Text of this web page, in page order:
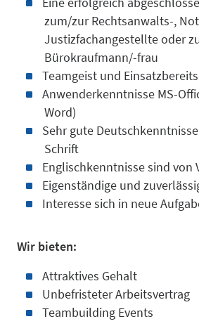
IP-
zum/zur Rechtsanwalts-,
Justizfachangestellte oder
Bürokraufmann/-frau
Teamgeist und
Anwenderkenntnisse MS-
Word)
Sehr gute
Schrift
Englischkenntnisse sind von
Eigenständige und
Interesse sich in neue
Wir bieten:
Attraktives Gehalt
Unbefristeter Arbeitsvertrag
Teambuilding Events